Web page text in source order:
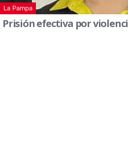
La Pampa
Prisión efectiva por